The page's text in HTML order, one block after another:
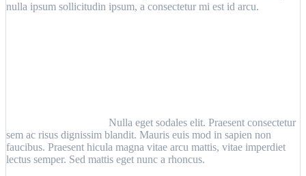
nulla ipsum sollicitudin ipsum, a consectetur mi est id arcu.
Nulla eget sodales elit. Praesent consectetur
sem ac risus dignissim blandit. Mauris euis mod in sapien non
faucibus. Praesent hicula magna vitae arcu mattis, vitae imperdiet
lectus semper. Sed mattis eget nunc a rhoncus.